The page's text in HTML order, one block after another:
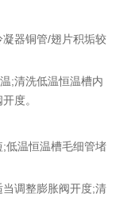
器铜管/翅片积垢较
;清洗低温恒温槽内
度。
温恒温槽毛细管堵
调整膨胀阀开度;清